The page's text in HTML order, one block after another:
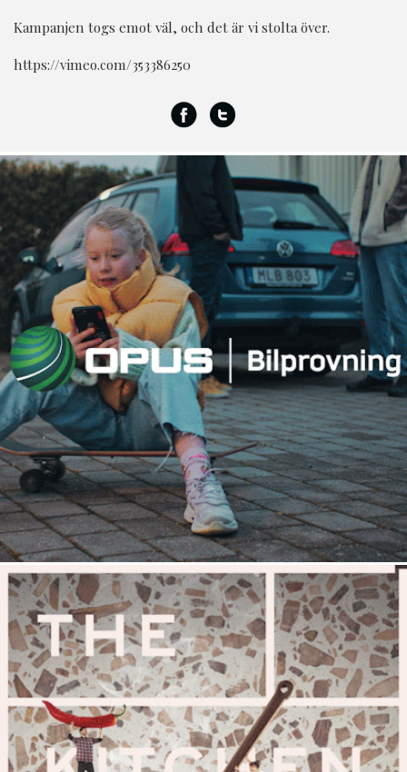
Kampanjen togs emot väl, och det är vi stolta över.
https://vimeo.com/353386250